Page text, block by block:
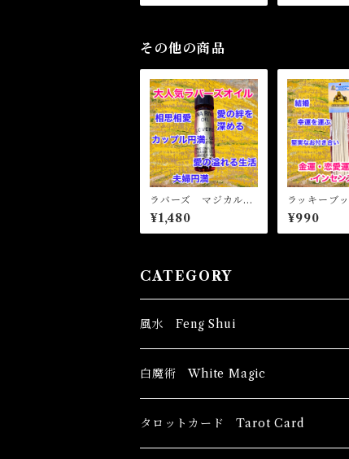
その他の商品
ラバーズ マジカルオ
イル・魔女オイル L
OVERS Magical Oil
¥1,480
ラッキーブ
カルスティッ
ンス
DHA
¥990
CATEGORY
風水 Feng Shui
ブッダ Buddha
恋愛運
白魔術 White Magic
香油 Oils
タロットカード Tarot Card